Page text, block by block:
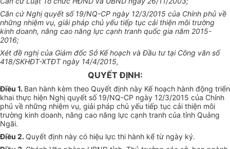
Căn cứ Nghị quyết số 19/NQ-CP ngày 12/3/2015 của Chính phủ về
những nhiệm vụ, giải pháp chủ yếu tiếp tục cải thiện môi trường
kinh doanh, nâng cao năng lực cạnh tranh quốc gia năm 2015-
2016;
Xét đề nghị của Giám đốc Sở Kế hoạch và Đầu tư tại Công văn số
418/SKHĐT-XTĐT ngày 14/4/2015,
QUYẾT ĐỊNH:
Điều 1. Ban hành kèm theo Quyết định này Kế hoạch hành động triển
khai thực hiện Nghị quyết số 19/NQ-CP ngày 12/3/2015 của Chính
phủ về những nhiệm vụ, giải pháp chủ yếu tiếp tục cải thiện môi
trường kinh doanh, nâng cao năng lực cạnh tranh của tỉnh Quảng
Ngãi.
Điều 2. Quyết định này có hiệu lực thi hành kể từ ngày ký.